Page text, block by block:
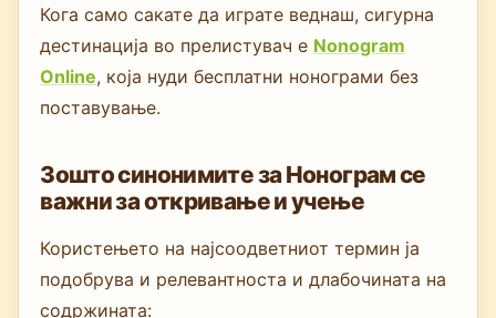
Кога само сакате да играте веднаш, сигурна
дестинација во прелистувач е Nonogram
Online, која нуди бесплатни нонограми без
поставување.
Зошто синонимите за Нонограм се
важни за откривање и учење
Користењето на најсоодветниот термин ја
подобрува и релевантноста и длабочината на
содржината: